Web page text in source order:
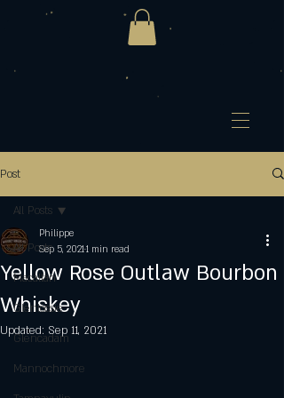
Post
All Posts
Macallan
Glenlossie
Glencadam
Mannochmore
All Posts
Yellow Rose Outlaw Bourbon
Whiskey
Philippe
Sep 5, 20211 min read
Updated: Sep 11, 2021